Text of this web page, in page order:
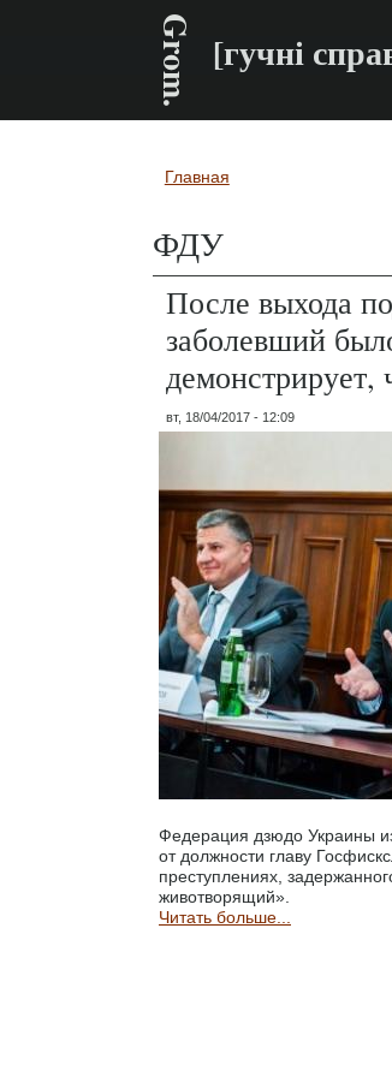
Grom. [гучні
Вы здесь
Главная
ФДУ
После выхода
заболевший
демонстрирует,
вт, 18/04/2017 - 12:09
Федерация дзюдо Украины
от должности главу
преступлениях,
животворящий».
Читать больше...